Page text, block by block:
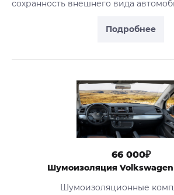
Подробнее
сохранность внешнего вида
66 000₽
Шумоизоляция
Шумоизоляционные